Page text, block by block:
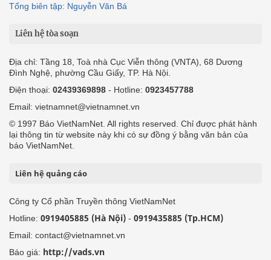
Tổng biên tập: Nguyễn Văn Bá
Liên hệ tòa soạn
Địa chỉ: Tầng 18, Toà nhà Cục Viễn thông (VNTA), 68 Dương
Đình Nghệ, phường Cầu Giấy, TP. Hà Nội.
Điện thoại: 02439369898 - Hotline: 0923457788
Email: vietnamnet@vietnamnet.vn
© 1997 Báo VietNamNet. All rights reserved. Chỉ được phát hành
lại thông tin từ website này khi có sự đồng ý bằng văn bản của
báo VietNamNet.
Liên hệ quảng cáo
Công ty Cổ phần Truyền thông VietNamNet
Hotline: 0919405885 (Hà Nội) - 0919435885 (Tp.HCM)
Email: contact@vietnamnet.vn
Báo giá: http://vads.vn